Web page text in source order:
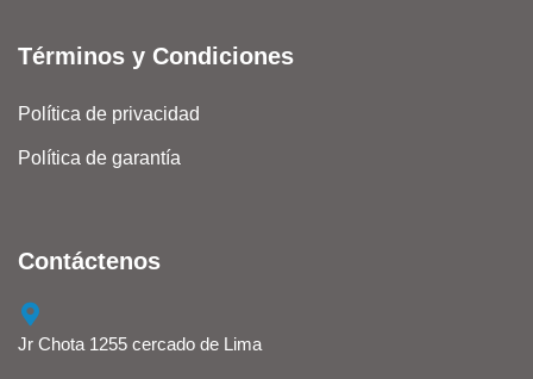
Términos y Condiciones
Política de privacidad
Política de garantía
Contáctenos
Jr Chota 1255 cercado de Lima